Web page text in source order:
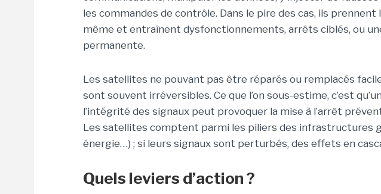
les commandes de contrôle. Dans le pire des cas, ils
même et entraînent dysfonctionnements, arrêts ciblés, ou
permanente.
Les satellites ne pouvant pas être réparés ou remplacés
sont souvent irréversibles. Ce que l’on sous-estime, c’est
l’intégrité des signaux peut provoquer la mise à l’arrêt
Les satellites comptent parmi les piliers des infrastructures
énergie…) ; si leurs signaux sont perturbés, des effets en
Quels leviers d’action ?